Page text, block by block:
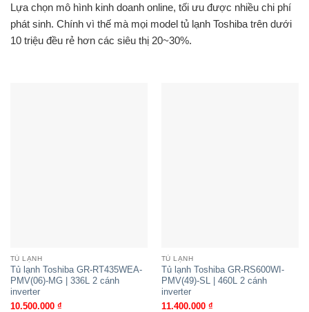
Lựa chọn mô hình kinh doanh online, tối ưu được nhiều chi phí
phát sinh. Chính vì thế mà mọi model tủ lạnh Toshiba trên dưới
10 triệu đều rẻ hơn các siêu thị 20~30%.
TỦ LẠNH
Tủ lạnh Toshiba GR-RT435WEA-
PMV(06)-MG | 336L 2 cánh
inverter
10.500.000 ₫
TỦ LẠNH
Tủ lạnh Toshiba GR-RS600WI-
PMV(49)-SL | 460L 2 cánh
inverter
11.400.000 ₫